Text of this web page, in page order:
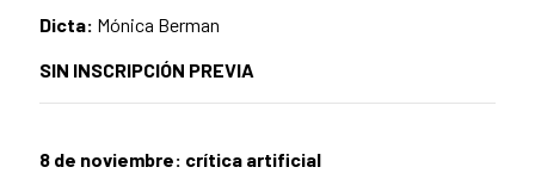
Dicta: Mónica Berman
SIN INSCRIPCIÓN PREVIA
8 de noviembre: crítica artificial